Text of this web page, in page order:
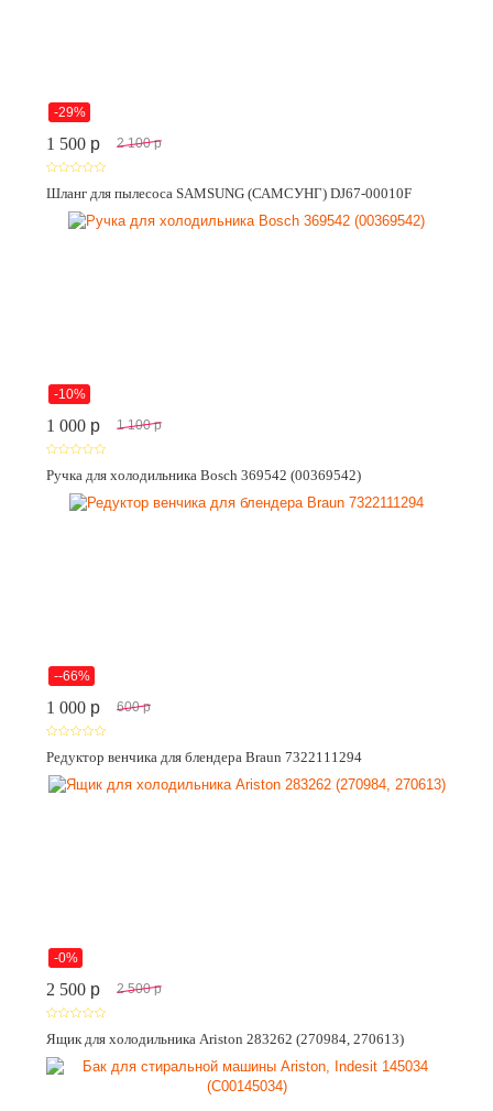
-29%
1 500 p 2 100 p
Шланг для пылесоса SAMSUNG (САМСУНГ) DJ67-00010F
-10%
1 000 p 1 100 p
Ручка для холодильника Bosch 369542 (00369542)
--66%
1 000 p 600 p
Редуктор венчика для блендера Braun 7322111294
-0%
2 500 p 2 500 p
Ящик для холодильника Ariston 283262 (270984, 270613)